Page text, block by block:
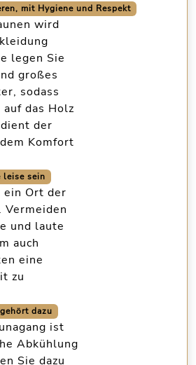
mit Hygiene und Respekt
wird
legen Sie
großes
sodass
das Holz
der
Komfort
leise sein
ein Ort der
Vermeiden
und laute
auch
eine
zu
dazu
ist
Abkühlung
Sie dazu